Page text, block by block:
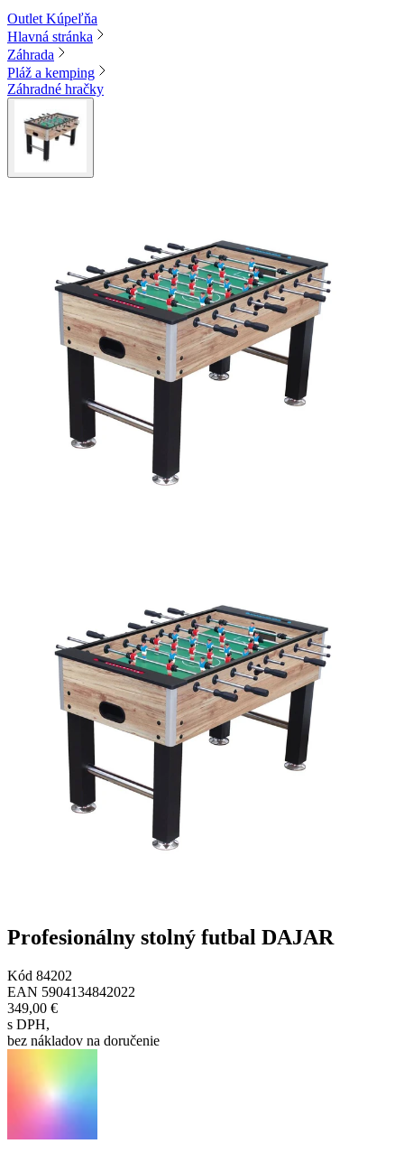
Outlet Kúpeľňa
Hlavná stránka
Záhrada
Pláž a kemping
Záhradné hračky
Profesionálny stolný futbal DAJAR
Kód 84202
EAN 5904134842022
349,00 €
s DPH,
bez nákladov na doručenie